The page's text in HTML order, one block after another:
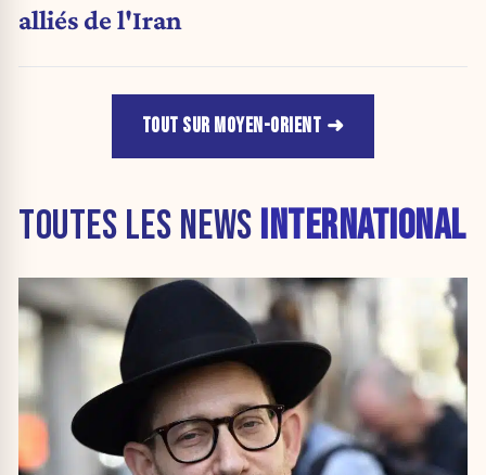
alliés de l'Iran
TOUT SUR MOYEN-ORIENT
TOUTES LES NEWS INTERNATIONAL